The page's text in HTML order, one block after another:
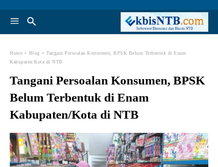
Home Blog
Tangani Persoalan Konsumen, BPSK Belum Terbentuk di Enam
Kabupaten/Kota di NTB
Tangani Persoalan Konsumen, BPSK
Belum Terbentuk di Enam
Kabupaten/Kota di NTB